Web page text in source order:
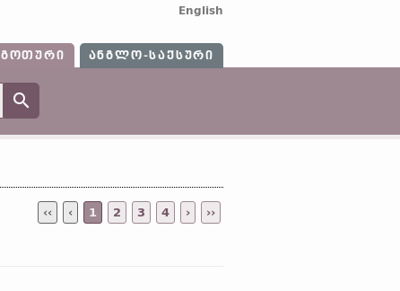
English
ᲒᲝᲗᲣᲠᲘ ᲐᲜᲒᲚᲝ-ᲡᲐᲥᲡᲣᲠᲘ
‹‹ ‹ 1 2 3 4 › ››